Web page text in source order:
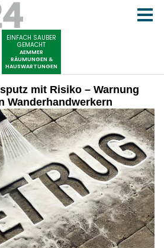
mit Risiko – Warnung
Wanderhandwerkern